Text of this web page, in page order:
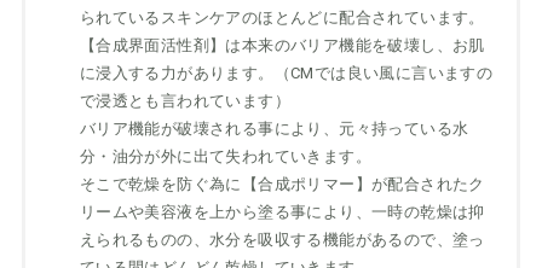
られているスキンケアのほとんどに配合されています。
【合成界面活性剤】は本来のバリア機能を破壊し、お肌
に浸入する力があります。（CMでは良い風に言いますの
で浸透とも言われています）
バリア機能が破壊される事により、元々持っている水
分・油分が外に出て失われていきます。
そこで乾燥を防ぐ為に【合成ポリマー】が配合されたク
リームや美容液を上から塗る事により、一時の乾燥は抑
えられるものの、水分を吸収する機能があるので、塗っ